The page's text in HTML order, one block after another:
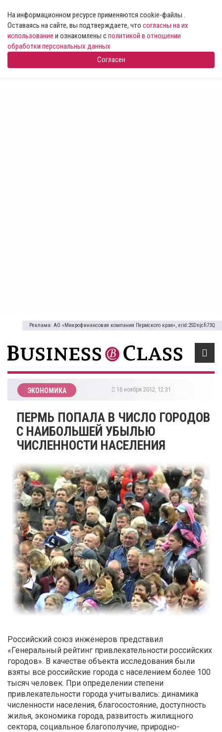
На информационном ресурсе применяются cookie-файлы .
Оставаясь на сайте, вы подтверждаете, что согласны на их
использование и ознакомлены сполитикой в отношении
обработки персональных данных
Согласен
Реклама: АО «Микрофинансовая компания Пермского края», erid:2SDnjcfi73Q
ЭКОНОМИКА 16 ноября 2012, 12:31
ПЕРМЬ ПОПАЛА В ЧИСЛО ГОРОДОВ
С НАИБОЛЬШЕЙ УБЫЛЬЮ
ЧИСЛЕННОСТИ НАСЕЛЕНИЯ
Российский союз инженеров представил
«Генеральный рейтинг привлекательности российских
городов». В качестве объекта исследования были
взяты все российские города с населением более 100
тысяч человек. При определении степени
привлекательности города учитывались: динамика
численности населения, благосостояние, доступность
жилья, экономика города, развитость жилищного
сектора, социальное благополучие, природно-